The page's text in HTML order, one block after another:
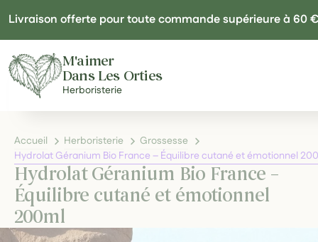
Livraison offerte pour toute commande supérieure à 60 €
M'aimer
Dans Les Orties
Herboristerie
Accueil Herboristerie
Grossesse
Hydrolat Géranium Bio France – Équilibre cutané et émotionnel
Hydrolat Géranium Bio France –
Équilibre cutané et émotionnel
200ml